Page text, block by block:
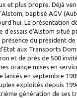
et plus propre. Déjà
baptisé AGV
La présentation
d'essais d'Alstom situé
du président de
aux Transports
et de près de 500
orange mises en
lancés en septembre
exploités depuis
génération de ses